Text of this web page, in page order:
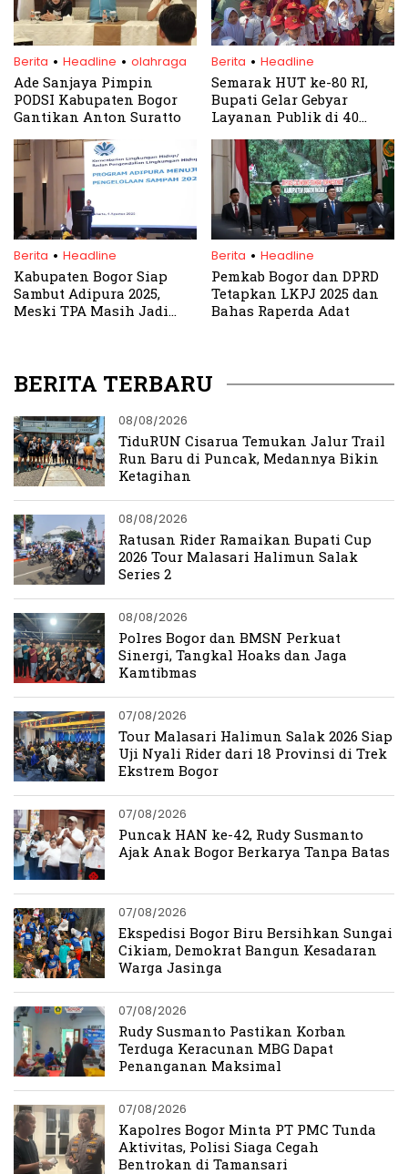
Berita . Headline . olahraga
Ade Sanjaya Pimpin
PODSI Kabupaten Bogor
Gantikan Anton Suratto
Berita . Headline
Semarak HUT ke-80 RI,
Bupati Gelar Gebyar
Layanan Publik di 40
Berita . Headline
Kabupaten Bogor Siap
Sambut Adipura 2025,
Meski TPA Masih Jadi
Berita . Headline
Pemkab Bogor dan DPRD
Tetapkan LKPJ 2025 dan
Bahas Raperda Adat
BERITA TERBARU
08/08/2026
TiduRUN Cisarua Temukan Jalur Trail
Run Baru di Puncak, Medannya Bikin
Ketagihan
08/08/2026
Ratusan Rider Ramaikan Bupati Cup
2026 Tour Malasari Halimun Salak
Series 2
08/08/2026
Polres Bogor dan BMSN Perkuat
Sinergi, Tangkal Hoaks dan Jaga
Kamtibmas
07/08/2026
Tour Malasari Halimun Salak 2026 Siap
Uji Nyali Rider dari 18 Provinsi di Trek
Ekstrem Bogor
07/08/2026
Puncak HAN ke-42, Rudy Susmanto
Ajak Anak Bogor Berkarya Tanpa Batas
07/08/2026
Ekspedisi Bogor Biru Bersihkan Sungai
Cikiam, Demokrat Bangun Kesadaran
Warga Jasinga
07/08/2026
Rudy Susmanto Pastikan Korban
Terduga Keracunan MBG Dapat
Penanganan Maksimal
07/08/2026
Kapolres Bogor Minta PT PMC Tunda
Aktivitas, Polisi Siaga Cegah
Bentrokan di Tamansari